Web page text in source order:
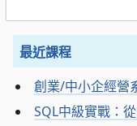
最近課程
創業/中小企經營
SQL中級實戰：